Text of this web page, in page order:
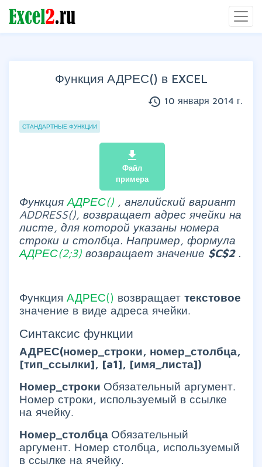
Функция АДРЕС() в EXCEL
history 10 января 2014 г.
Группы статей
СТАНДАРТНЫЕ ФУНКЦИИ
file_download
Файл
примера
Функция АДРЕС() , английский вариант
ADDRESS(), возвращает адрес ячейки на
листе, для которой указаны номера
строки и столбца. Например, формула
АДРЕС(2;3) возвращает значение $C$2 .
Функция АДРЕС() возвращает текстовое
значение в виде адреса ячейки.
Синтаксис функции
АДРЕС(номер_строки, номер_столбца,
[тип_ссылки], [a1], [имя_листа])
Номер_строки Обязательный аргумент.
Номер строки, используемый в ссылке
на ячейку.
Номер_столбца Обязательный
аргумент. Номер столбца, используемый
в ссылке на ячейку.